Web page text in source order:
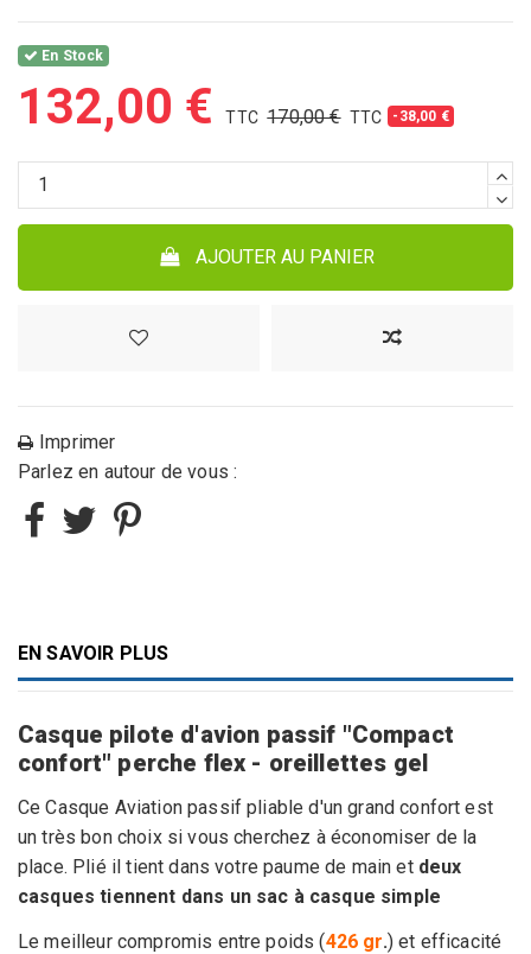
En Stock
132,00 € 170,00 € -38,00 €
AJOUTER AU PANIER
Imprimer
Parlez en autour de vous :
EN SAVOIR PLUS
Casque pilote d'avion passif "Compact
confort" perche flex - oreillettes gel
Ce Casque Aviation passif pliable d'un grand confort est
un très bon choix si vous cherchez à économiser de la
place. Plié il tient dans votre paume de main et deux
casques tiennent dans un sac à casque simple
Le meilleur compromis entre poids (426 gr.) et efficacité